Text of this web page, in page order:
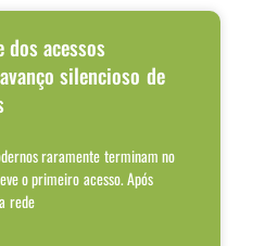
acessos
silencioso de
raramente terminam no
o primeiro acesso. Após
rede